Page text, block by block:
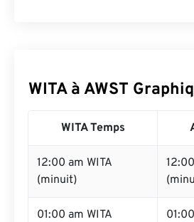
WITA à AWST
WITA Temps
12:00 am WITA
(minuit)
01:00 am WITA